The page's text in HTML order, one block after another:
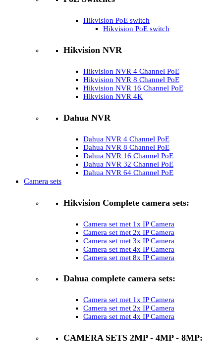
Hikvision PoE switch
Hikvision PoE switch
Hikvision NVR
Hikvision NVR 4 Channel PoE
Hikvision NVR 8 Channel PoE
Hikvision NVR 16 Channel PoE
Hikvision NVR 4K
Dahua NVR
Dahua NVR 4 Channel PoE
Dahua NVR 8 Channel PoE
Dahua NVR 16 Channel PoE
Dahua NVR 32 Channel PoE
Dahua NVR 64 Channel PoE
Camera sets
Hikvision Complete camera sets:
Camera set met 1x IP Camera
Camera set met 2x IP Camera
Camera set met 3x IP Camera
Camera set met 4x IP Camera
Camera set met 8x IP Camera
Dahua complete camera sets:
Camera set met 1x IP Camera
Camera set met 2x IP Camera
Camera set met 4x IP Camera
CAMERA SETS 2MP - 4MP - 8MP: